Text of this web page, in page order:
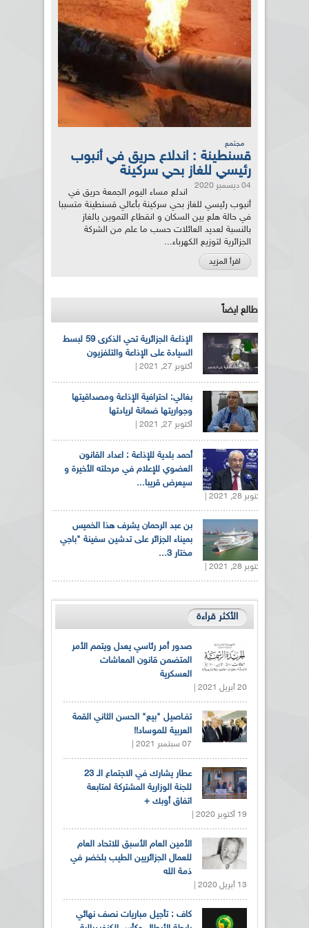
مجتمع
قسنطينة : اندلاع حريق في أنبوب
رئيسي للغاز بحي سركينة
04 ديسمبر 2020
اندلع مساء اليوم الجمعة حريق في
أنبوب رئيسي للغاز بحي سركينة بأعالي قسنطينة متسببا
في حالة هلع بين السكان و انقطاع التموين بالغاز
بالنسبة لعديد العائلات حسب ما علم من الشركة
الجزائرية لتوزيع الكهرباء...
اقرأ المزيد
طالع ايضاً
الإذاعة الجزائرية تحي الذكرى 59 لبسط
السيادة على الإذاعة والتلفزيون
أكتوبر 27, 2021 |
بغالي: احترافية الإذاعة ومصداقيتها
وجواريتها ضمانة لريادتها
أكتوبر 27, 2021 |
أحمد بلدية للإذاعة : اعداد القانون
العضوي للإعلام في مرحلته الأخيرة و
سيعرض قريبا...
أكتوبر 28, 2021 |
بن عبد الرحمان يشرف هذا الخميس
بميناء الجزائر على تدشين سفينة "باجي
مختار 3...
أكتوبر 28, 2021 |
الأكثر قراءة
صدور أمر رئاسي يعدل ويتمم الأمر
المتضمن قانون المعاشات
العسكرية
20 أبريل 2021 |
تفـاصيل "بيع" الحسن الثاني القمة
العربية للموساد!!
07 سبتمبر 2021 |
عطار يشارك في الاجتماع الـ 23
للجنة الوزارية المشتركة لمتابعة
اتفاق أوبك +
19 أكتوبر 2020 |
الأمين العام الأسبق للاتحاد العام
للعمال الجزائريين الطيب بلخضر في
ذمة الله
13 أبريل 2020 |
كاف : تأجيل مباريات نصف نهائي